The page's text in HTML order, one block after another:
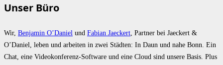
Unser Büro
Wir, Benjamin O’Daniel und Fabian Jaeckert , Partner bei Jaeckert &
O’Daniel, leben und arbeiten in zwei Städten: In Daun und nahe Bonn. Ein
Chat, eine Videokonferenz-Software und eine Cloud sind unsere Basis. Plus